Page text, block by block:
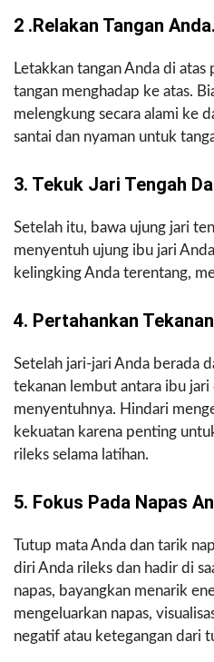
2 .Relakan Tangan Anda.
Letakkan tangan Anda di
tangan menghadap ke atas.
melengkung secara alami ke
santai dan nyaman untuk
3. Tekuk Jari Tengah
Setelah itu, bawa ujung jari
menyentuh ujung ibu jari
kelingking Anda terentang,
4. Pertahankan
Setelah jari-jari Anda berada
tekanan lembut antara ibu jari
menyentuhnya. Hindari
kekuatan karena penting
rileks selama latihan.
5. Fokus Pada Napas
Tutup mata Anda dan tarik
diri Anda rileks dan hadir di
napas, bayangkan menarik
mengeluarkan napas,
negatif atau ketegangan dari